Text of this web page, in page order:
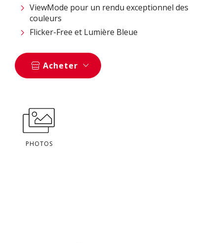
ViewMode pour un rendu exceptionnel des
couleurs
Flicker-Free et Lumière Bleue
Acheter
PHOTOS